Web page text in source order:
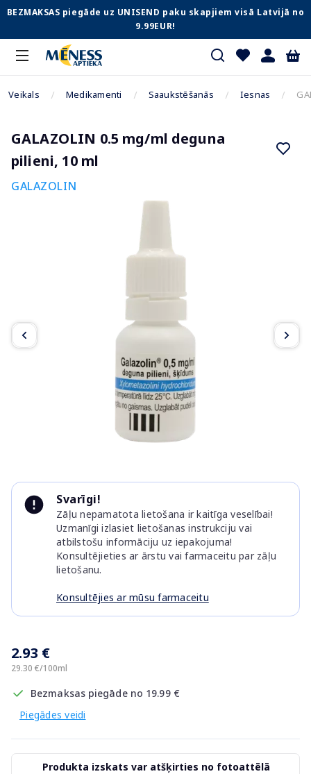
BEZMAKSAS piegāde uz UNISEND paku skapjiem visā Latvijā no
9.99EUR!
Veikals Medikamenti Saaukstēšanās Iesnas
GALAZOLIN 0.5 mg/ml deguna
pilieni, 10 ml
GALAZOLIN
Svarīgi!
Zāļu nepamatota lietošana ir kaitīga veselībai!
Uzmanīgi izlasiet lietošanas instrukciju vai
atbilstošu informāciju uz iepakojuma!
Konsultējieties ar ārstu vai farmaceitu par zāļu
lietošanu.
Konsultējies ar mūsu farmaceitu
2.93 €
29.30 €/100ml
Bezmaksas piegāde no 19.99 €
Piegādes veidi
Produkta izskats var atšķirties no fotoattēlā